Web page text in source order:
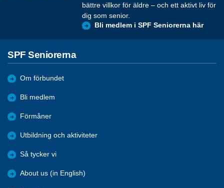
bättre villkor för äldre – och ett aktivt liv för
dig som senior.
Bli medlem i SPF Seniorerna här
SPF Seniorerna
Om förbundet
Bli medlem
Förmåner
Utbildning och aktiviteter
Så tycker vi
About us (in English)